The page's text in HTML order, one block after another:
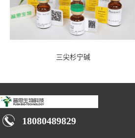
三尖杉宁碱
18080489829